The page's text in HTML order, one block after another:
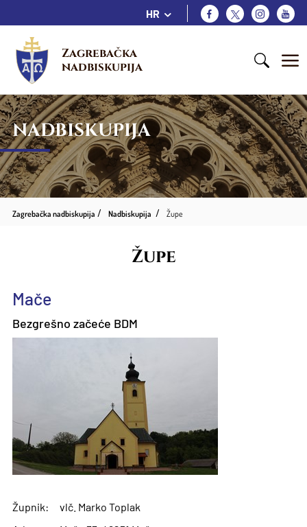
HR
Zagrebačka
nadbiskupija
NADBISKUPIJA
Zagrebačka nadbiskupija Nadbiskupija Župe
Župe
Mače
Bezgrešno začeće BDM
Župnik:
vlč. Marko Toplak